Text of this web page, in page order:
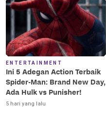
ENTERTAINMENT
Ini 5 Adegan Action Terbaik
Spider-Man: Brand New Day,
Ada Hulk vs Punisher!
5 hari yang lalu